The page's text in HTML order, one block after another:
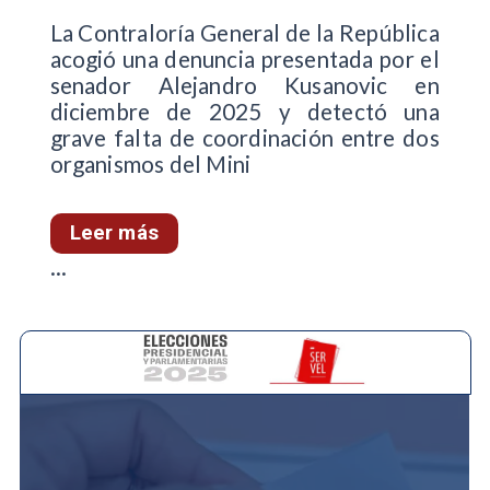
La Contraloría General de la República
acogió una denuncia presentada por el
senador Alejandro Kusanovic en
diciembre de 2025 y detectó una
grave falta de coordinación entre dos
organismos del Mini
Leer más
...